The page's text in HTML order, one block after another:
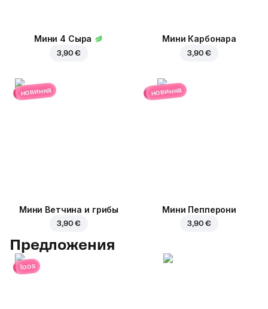
Мини 4 Сыра
3,90 €
Мини Карбонара
3,90 €
новинка
Мини Ветчина и грибы
3,90 €
новинка
Мини Пепперони
3,90 €
Предложения
loos